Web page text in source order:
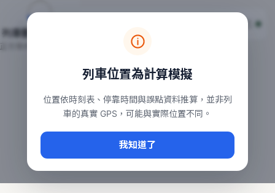
台鐵列車即時位置地圖
本頁顯示目前全台鐵運行中的列車位置，涵蓋自強、普悠瑪、
常用查詢：
、台中車站即時動態
台鐵即時動態
列車位置為計算模擬
位置依時刻表、停靠時間與誤點資料推算，並非列
車的真實 GPS，可能與實際位置不同。
我知道了
列車動態載入中…